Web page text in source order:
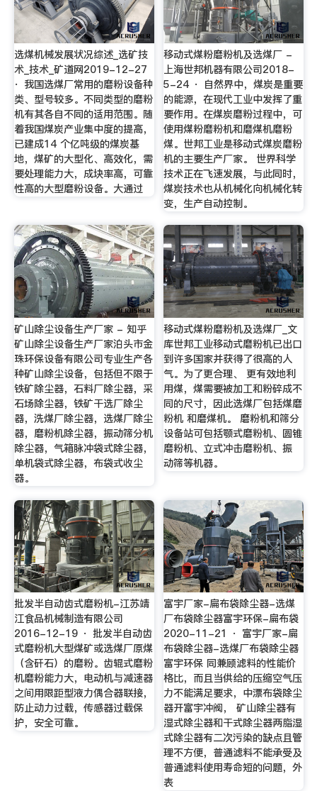
选煤机械发展状况综述_选矿技
术_技术_矿道网2019-12-27
· 我国选煤厂常用的磨粉设备种
类、型号较多。不同类型的磨粉
机有其各自不同的适用范围。随
着我国煤炭产业集中度的提高，
已建成14 个亿吨级的煤炭基
地，煤矿的大型化、高效化，需
要处理能力大，成块率高，可靠
性高的大型磨粉设备。大通过
移动式煤粉磨粉机及选煤厂 -
上海世邦机器有限公司2018-
5-24 · 自然界中，煤炭是重要
的能源，在现代工业中发挥了重
要作用。在煤炭磨粉过程中，可
使用煤粉磨粉机和磨煤机磨粉
煤。世邦工业是移动式煤炭磨粉
机的主要生产厂家。 世界科学
技术正在飞速发展，与此同时，
煤炭技术也从机械化向机械化转
变，生产自动控制。
矿山除尘设备生产厂家 - 知乎
矿山除尘设备生产厂家泊头市金
珠环保设备有限公司专业生产各
种矿山除尘设备，包括但不限于
铁矿除尘器，石料厂除尘器，采
石场除尘器，铁矿干选厂除尘
器，洗煤厂除尘器，选煤厂除尘
器，磨粉机除尘器，振动筛分机
除尘器，气箱脉冲袋式除尘器，
单机袋式除尘器，布袋式收尘
器。
移动式煤粉磨粉机及选煤厂_文
库世邦工业移动式磨粉机已出口
到许多国家并获得了很高的人
气。为了更合理、 更有效地利
用煤，煤需要被加工和粉碎成不
同的尺寸，因此选煤厂包括煤磨
粉机 和磨煤机。 磨粉机和筛分
设备站可包括颚式磨粉机、圆锥
磨粉机、立式冲击磨粉机、振
动筛等机器。
批发半自动齿式磨粉机-江苏靖
江食品机械制造有限公司
2016-12-19 · 批发半自动齿
式磨粉机大型煤矿或选煤厂原煤
（含矸石）的磨粉。齿辊式磨粉
机磨粉能力大，电动机与减速器
之间用限距型液力偶合器联接，
防止动力过载，传感器过载保
护，安全可靠。
富宇厂家-扁布袋除尘器-选煤
厂布袋除尘器富宇环保-扁布袋
2020-11-21 · 富宇厂家-扁
布袋除尘器-选煤厂布袋除尘器
富宇环保 同兼顾滤料的性能价
格比，而且当供给的压缩空气压
力不能满足要求，中漂布袋除尘
器开富宇冲阀， 矿山除尘器有
湿式除尘器和干式除尘器两脂湿
式除尘器有二次污染的缺点且管
理不方便，普通滤料不能承受及
普通滤料使用寿命短的问题，外
表